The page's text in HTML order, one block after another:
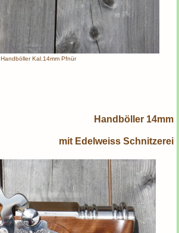
Handböller Kal.14mm Pfnür
Handböller 14mm
mit Edelweiss Schnitzerei